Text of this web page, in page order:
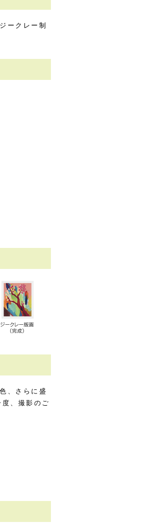
ークレー制
、さらに盛
、撮影のご